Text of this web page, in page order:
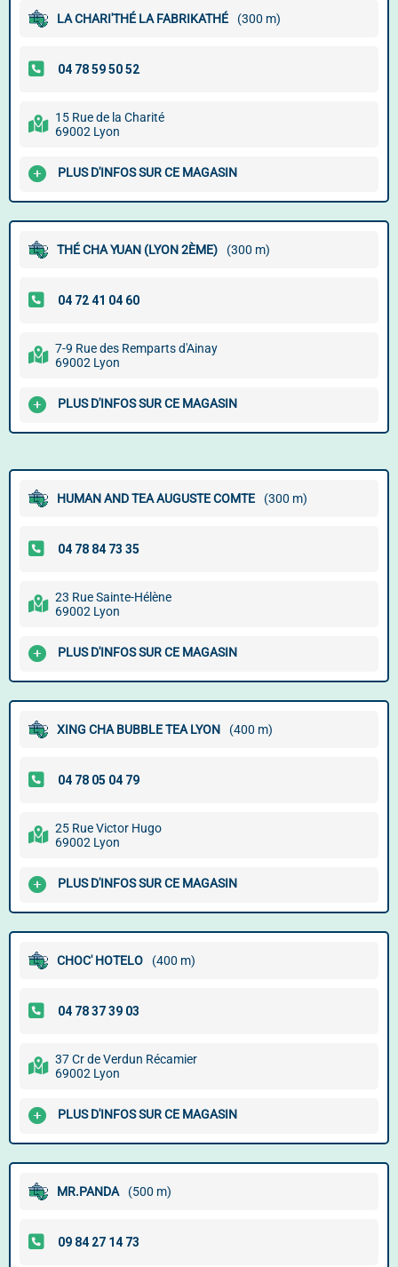
LA CHARI'THÉ LA FABRIKATHÉ (300 m)
15 Rue de la Charité
69002 Lyon
PLUS D'INFOS SUR CE MAGASIN
THÉ CHA YUAN (LYON 2ÈME) (300 m)
7-9 Rue des Remparts d'Ainay
69002 Lyon
PLUS D'INFOS SUR CE MAGASIN
HUMAN AND TEA AUGUSTE COMTE (300 m)
23 Rue Sainte-Hélène
69002 Lyon
PLUS D'INFOS SUR CE MAGASIN
XING CHA BUBBLE TEA LYON (400 m)
25 Rue Victor Hugo
69002 Lyon
PLUS D'INFOS SUR CE MAGASIN
CHOC' HOTELO (400 m)
37 Cr de Verdun Récamier
69002 Lyon
PLUS D'INFOS SUR CE MAGASIN
MR.PANDA (500 m)